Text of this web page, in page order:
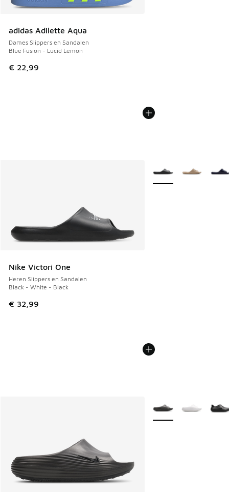
adidas Adilette Aqua
Dames Slippers en Sandalen
Blue Fusion - Lucid Lemon
€ 22,99
Nike Victori One
Heren Slippers en Sandalen
Black - White - Black
€ 32,99
Meer kleuren
Meer kleuren